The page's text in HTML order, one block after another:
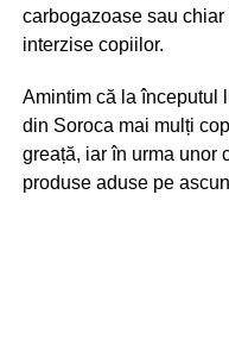
carbogazoase sau
interzise copiilor.
Amintim că la începutul
din Soroca mai mulți
greață, iar în urma unor
produse aduse pe